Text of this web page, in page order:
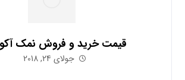
قیمت خرید و فروش نمک
جولای 24, 2018